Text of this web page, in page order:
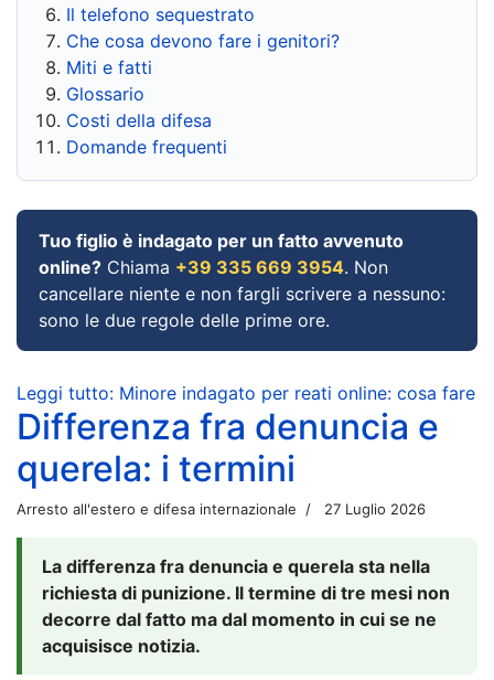
Il telefono sequestrato
Che cosa devono fare i genitori?
Miti e fatti
Glossario
Costi della difesa
Domande frequenti
Tuo figlio è indagato per un fatto avvenuto
online? Chiama +39 335 669 3954. Non
cancellare niente e non fargli scrivere a nessuno:
sono le due regole delle prime ore.
Leggi tutto: Minore indagato per reati online: cosa fare
Differenza fra denuncia e
querela: i termini
Arresto all'estero e difesa internazionale 27 Luglio 2026
La differenza fra denuncia e querela sta nella
richiesta di punizione. Il termine di tre mesi non
decorre dal fatto ma dal momento in cui se ne
acquisisce notizia.